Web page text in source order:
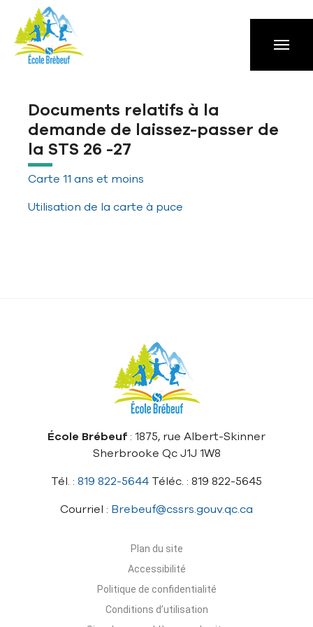
Aller à la navigation principale
Aller au contenu principal
Passer au pied de page
Documents relatifs à la
demande de laissez-passer de
la STS 26 -27
Carte 11 ans et moins
Utilisation de la carte à puce
École Brébeuf : 1875, rue Albert-Skinner
Sherbrooke Qc J1J 1W8
Tél. : 819 822-5644 Téléc. : 819 822-5645
Courriel : Brebeuf@cssrs.gouv.qc.ca
Plan du site
Accessibilité
Politique de confidentialité
Conditions d’utilisation